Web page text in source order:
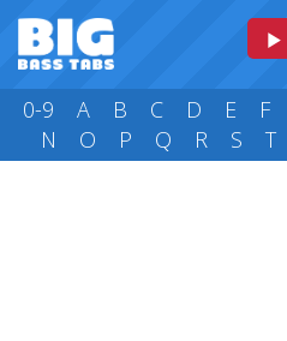
0-9 A B C D E F
N
O P Q R S T